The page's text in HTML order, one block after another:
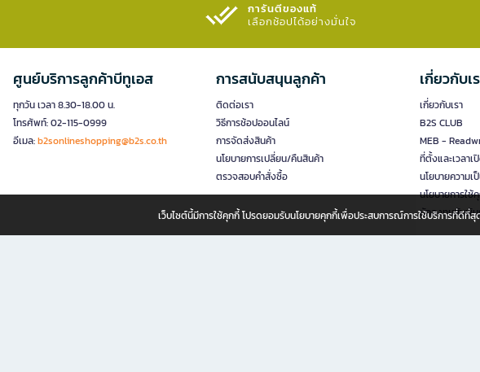
การันตีของแท้
เลือกช้อปได้อย่างมั่นใจ​
ศูนย์บริการลูกค้าบีทูเอส
ทุกวัน เวลา 8.30-18.00 น.
โทรศัพท์: 02-115-0999
อีเมล:b2sonlineshopping@b2s.co.th
การสนับสนุนลูกค้า
ติดต่อเรา
วิธีการช้อปออนไลน์
การจัดส่งสินค้า
นโยบายการเปลี่ยน/คืนสินค้า
ตรวจสอบคำสั่งซื้อ
เกี่ยวกับเ
เกี่ยวกับเรา
B2S CLUB
MEB -
ที่ตั้งและเวลา
นโยบายความเ
นโยบายการใช้
นักลงทุนสัมพัน
เว็บไซต์นี้มีการใช้คุกกี้ โปรดยอมรับนโยบายคุกกี้เพื่อประสบการณ์การใช้บริการที่ดี